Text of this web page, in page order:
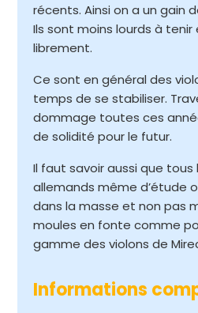
récents. Ainsi on a un gain
Ils sont moins lourds à
librement.
Ce sont en général des
temps de se stabiliser.
dommage toutes ces
de solidité pour le futur.
Il faut savoir aussi que tous
allemands même d’étude
dans la masse et non pas
moules en fonte comme
gamme des violons de
Informations